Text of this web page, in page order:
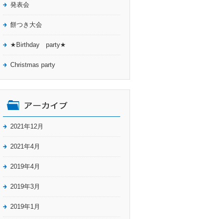
発表会
餅つき大会
★Birthday party★
Christmas party
2021年12月
2021年4月
2019年4月
2019年3月
2019年1月